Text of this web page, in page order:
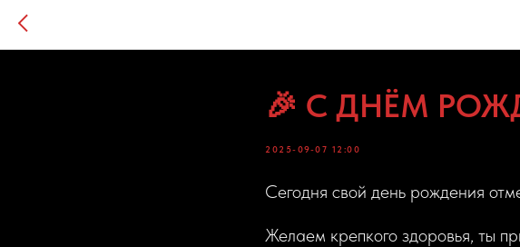
🎉 С ДНЁМ
2025-09-07 12:00
Сегодня свой день рождения
Желаем крепкого здоровья, ты